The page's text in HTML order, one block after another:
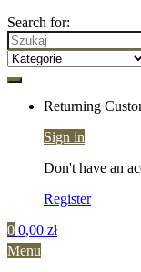
Search for:
Returning
Sign in
Don't have an
Register
0 0,00 zł
Menu